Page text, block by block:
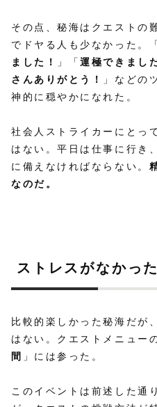
その点、秘海はクエストの
でドヤる人も少なかった。
ました！
」「運極できまし
さんありがとう！
」などの
神的に穏やかになれた。
社会人ストライカーにとっ
はない。平日は仕事に行き
に備えなければならない。
なのだ。
ストレスがなかっ
比較的楽しかった秘海だが
はない。クエストメニュー
間
」には参った。
このイベントは前述した通